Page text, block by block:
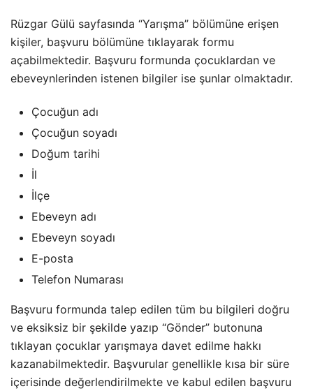
Rüzgar Gülü sayfasında “Yarışma” bölümüne erişen
kişiler, başvuru bölümüne tıklayarak formu
açabilmektedir. Başvuru formunda çocuklardan ve
ebeveynlerinden istenen bilgiler ise şunlar olmaktadır.
Çocuğun adı
Çocuğun soyadı
Doğum tarihi
İl
İlçe
Ebeveyn adı
Ebeveyn soyadı
E-posta
Telefon Numarası
Başvuru formunda talep edilen tüm bu bilgileri doğru
ve eksiksiz bir şekilde yazıp “Gönder” butonuna
tıklayan çocuklar yarışmaya davet edilme hakkı
kazanabilmektedir. Başvurular genellikle kısa bir süre
içerisinde değerlendirilmekte ve kabul edilen başvuru